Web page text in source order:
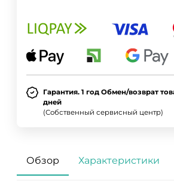
Гарантия. 1 год Обмен/возврат
дней
(Собственный сервисный центр)
Обзор Характеристики